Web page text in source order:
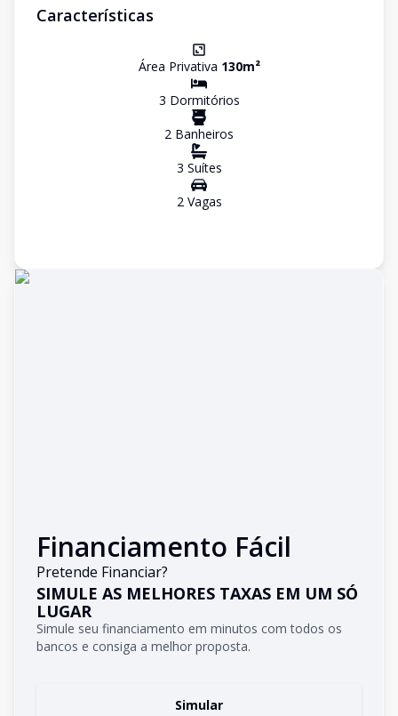
Características
Área Privativa 130m²
3 Dormitórios
2 Banheiros
3 Suítes
2Vagas
Financiamento Fácil
Pretende Financiar?
SIMULE AS MELHORES TAXAS EM UM SÓ
LUGAR
Simule seu financiamento em minutos com todos os
bancos e consiga a melhor proposta.
Simular